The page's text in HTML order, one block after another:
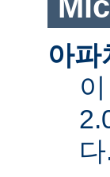
아파